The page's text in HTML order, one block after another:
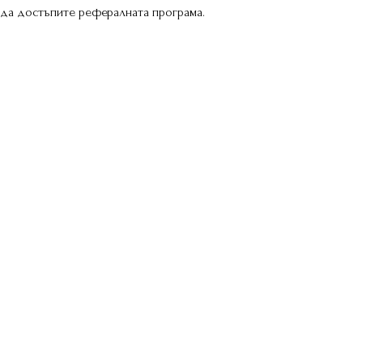
достъпите рефералната програма.